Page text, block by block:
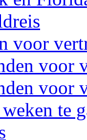
voor
voor
voor
te